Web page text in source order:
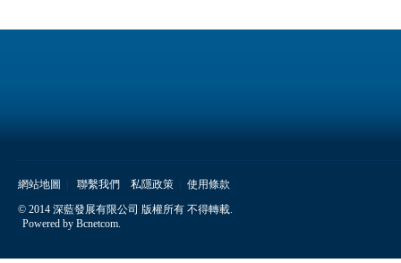
網站地圖 聯繫我們 私隱政策
使用條款
© 2014 深藍發展有限公司 版權所有 不得轉載.
Powered by Bcnetcom.